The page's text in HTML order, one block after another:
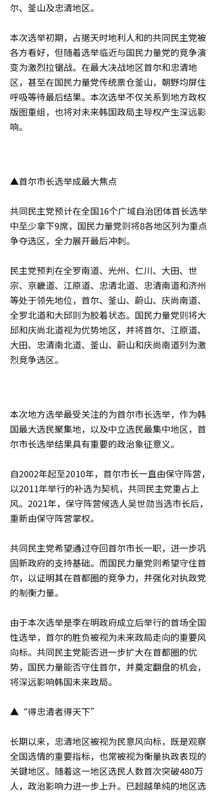
尔、釜山及忠清地区。
本次选举初期，占据天时地利人和的共同民主党被
各方看好，但随着选举临近与国民力量党的竞争演
变为激烈拉锯战。在最大决战地区首尔和忠清地
区，甚至在国民力量党传统票仓釜山，朝野均屏住
呼吸等待最后结果。本次选举不仅关系到地方政权
版图重组，也将对未来韩国政局主导权产生深远影
响。
▲首尔市长选举成最大焦点
共同民主党预计在全国16个广域自治团体首长选举
中至少拿下9席，国民力量党则将8各地区列为重点
争夺选区，全力展开最后冲刺。
民主党预判在全罗南道、光州、仁川、大田、世
宗、京畿道、江原道、忠清北道、忠清南道和济州
等处于领先地位，首尔、釜山、蔚山、庆尚南道、
全罗北道和大邱则为胶着状态。国民力量党则将大
邱和庆尚北道视为优势地区，并将首尔、江原道、
大田、忠清南北道、釜山、蔚山和庆尚南道列为激
烈竞争选区。
本次地方选举最受关注的为首尔市长选举，作为韩
国最大选民聚集地，以及中立选民最集中地区，首
尔市长选举结果具有重要的政治象征意义。
自2002年起至2010年，首尔市长一直由保守阵营，
以2011年举行的补选为契机，共同民主党重占上
风。2021年，保守阵营候选人吴世勋当选市长后，
重新由保守阵营掌权。
共同民主党希望通过夺回首尔市长一职，进一步巩
固新政府的支持基础。而国民力量党则希望守住首
尔，以证明其在首都圈的竞争力，并强化对执政党
的制衡力量。
由于本次选举是李在明政府成立后举行的首场全国
性选举，首尔的胜负被视为未来政局走向的重要风
向标。共同民主党能否进一步扩大在首都圈的优
势，国民力量能否守住首尔，并奠定翻盘的机会，
将深远影响韩国未来政局。
▲“得忠清者得天下”
长期以来，忠清地区被视为民意风向标，既是观察
全国选情的重要指标，也常被视为衡量执政表现的
关键地区。随着这一地区选民人数首次突破480万
人，政治影响力进一步上升。已超越单纯的地区选